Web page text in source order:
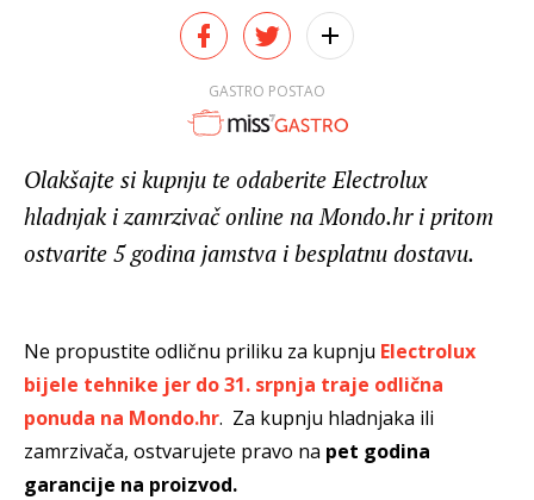
GASTRO POSTAO
Olakšajte si kupnju te odaberite Electrolux
hladnjak i zamrzivač online na Mondo.hr i pritom
ostvarite 5 godina jamstva i besplatnu dostavu.
Ne propustite odličnu priliku za kupnju Electrolux
bijele tehnike jer do 31. srpnja traje odlična
ponuda na Mondo.hr. Za kupnju hladnjaka ili
zamrzivača, ostvarujete pravo na pet godina
garancije na proizvod.